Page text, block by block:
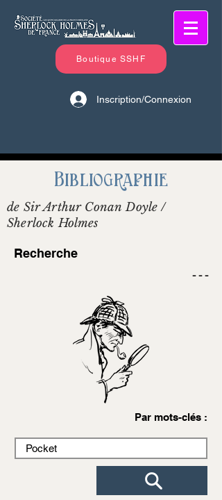
Boutique SSHF
Inscription/Connexion
Bibliographie
de Sir Arthur Conan Doyle /
Sherlock Holmes
Recherche
- - -
Par mots-clés :